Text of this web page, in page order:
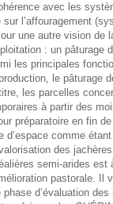
avec les
sur l’affouragement
une autre vision de
: un pâturage
les principales
le pâturage
les parcelles
à partir des
préparatoire en fin
d’espace comme
des
semi-arides
pastorale. Il
phase d’évaluation